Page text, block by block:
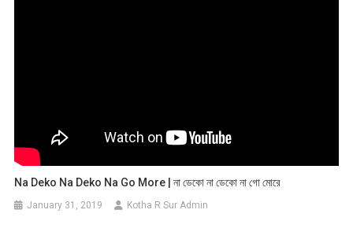
Na Deko Na Deko Na Go More | না ডেকো না ডেকো না গো মোরে
January 31, 2019 Kotha R Sur Admin